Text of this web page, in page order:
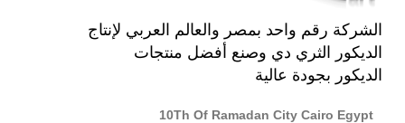
الشركة رقم واحد بمصر والعالم العربي لإنتاج
الديكور الثري دي وصنع أفضل منتجات
الديكور بجودة عالية
10Th Of Ramadan City Cairo Egypt